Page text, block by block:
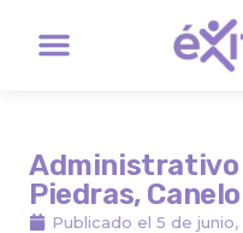
Menu
Administrativo
Piedras,
Publicado el 5 de